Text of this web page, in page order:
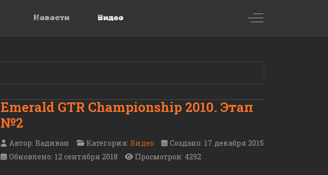
Новости Видео Off-Canvas
Emerald GTR Championship 2010. Этап
№2
Автор: Вадиван Категория: Видео
Создано: 17 декабря 2015
Обновлено: 12 сентября 2018
Просмотров: 4292